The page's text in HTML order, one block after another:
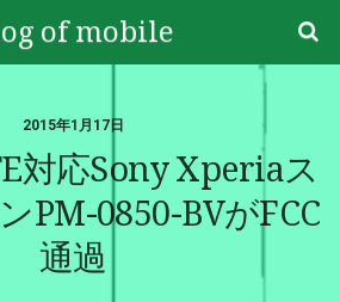
of mobile
2015年1月17日
対応Sony Xperiaス
PM-0850-BVがFCC
通過